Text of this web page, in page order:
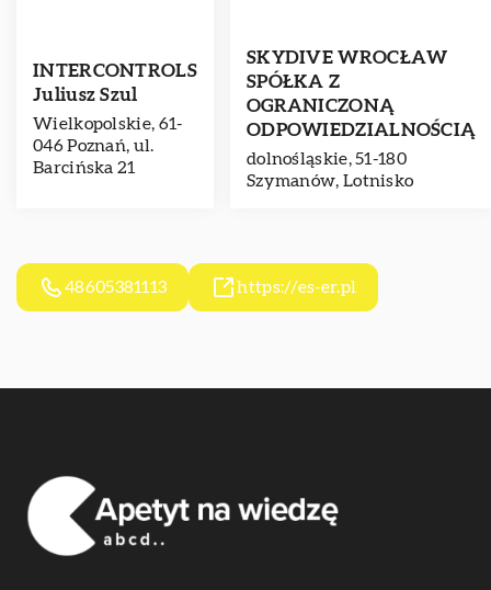
INTERCONTROLS
Juliusz Szul
Wielkopolskie, 61-
046 Poznań, ul.
Barcińska 21
SKYDIVE WROCŁAW
SPÓŁKA Z
OGRANICZONĄ
ODPOWIEDZIALNOŚCIĄ
dolnośląskie, 51-180
Szymanów, Lotnisko
48605381113 https://es-er.pl